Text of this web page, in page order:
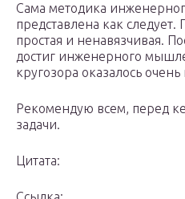
Сама методика
представлена как следует.
простая и ненавязчивая.
достиг инженерного
кругозора оказалось очень
Рекомендую всем, перед
задачи.
Цитата: